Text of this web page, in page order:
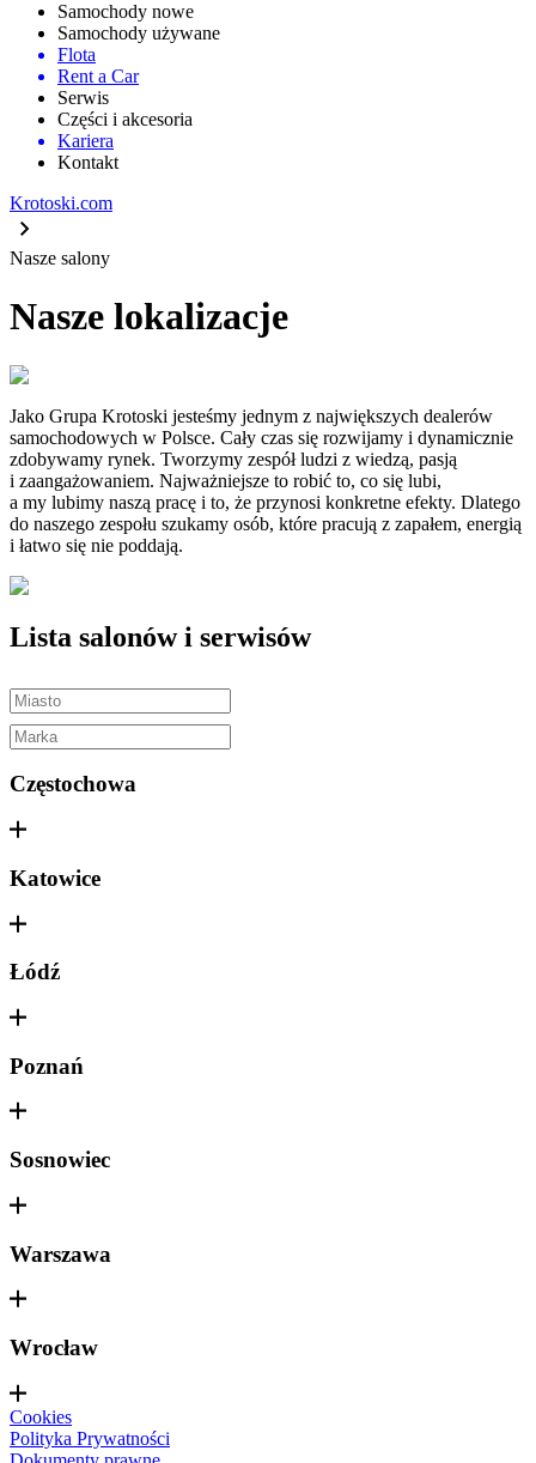
Samochody nowe
Samochody używane
Flota
Rent a Car
Serwis
Części i akcesoria
Kariera
Kontakt
Krotoski.com
Nasze salony
Nasze lokalizacje
Jako Grupa Krotoski jesteśmy jednym z największych dealerów
samochodowych w Polsce. Cały czas się rozwijamy i dynamicznie
zdobywamy rynek. Tworzymy zespół ludzi z wiedzą, pasją
i zaangażowaniem. Najważniejsze to robić to, co się lubi,
a my lubimy naszą pracę i to, że przynosi konkretne efekty. Dlatego
do naszego zespołu szukamy osób, które pracują z zapałem, energią
i łatwo się nie poddają.
Lista salonów i serwisów
Częstochowa
Katowice
Łódź
Poznań
Sosnowiec
Warszawa
Wrocław
Cookies
Polityka Prywatności